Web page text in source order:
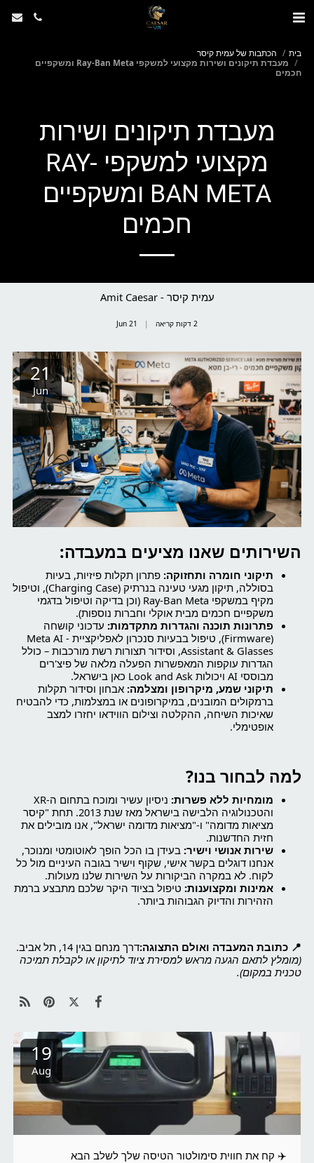
בית
הכתבות של עמית קיסר
מעבדת תיקונים ושירות מקצועי למשקפי Ray-Ban Meta ומשקפיים
חכמים
מעבדת תיקונים ושירות
מקצועי למשקפי RAY-
BAN META ומשקפיים
חכמים
עמית קיסר - Amit Caesar
2 דקות קריאה 21
Jun
21
Jun
השירותים שאנו מציעים במעבדה:
תיקוני חומרה ותחזוקה: פתרון תקלות פיזיות, בעיות
בסוללה, תיקון מגעי טעינה בנרתיק (Charging Case), וטיפול
מקיף במשקפי Ray-Ban Meta (וכן בדיקה וטיפול בדגמי
משקפיים חכמים מבית אוקלי וחברות נוספות).
פתרונות תוכנה והגדרות מתקדמות: עדכוני קושחה
(Firmware), טיפול בבעיות סנכרון לאפליקציית Meta AI -
Assistant & Glasses, וסידור תצורות רשת מורכבות – כולל
הגדרות עוקפות המאפשרות הפעלה מלאה של פיצ'רים
מבוססי AI ויכולות Look and Ask כאן בישראל.
תיקוני שמע, מיקרופון ומצלמה: אבחון וסידור תקלות
ברמקולים המובנים, במיקרופונים או במצלמות, כדי להבטיח
שאיכות השיחה, ההקלטה וצילום הווידאו יחזרו למצב
אופטימלי.
למה לבחור בנו?
מומחיות ללא פשרות:
ניסיון עשיר ומוכח בתחום ה-XR
והטכנולוגיה הלבישה בישראל מאז שנת 2013. תחת "קיסר
מציאות מדומה" ו-"מציאות מדומה ישראל", אנו מובילים את
חזית החדשנות.
שירות אנושי וישיר: בעידן בו הכל הופך לאוטומטי ומנוכר,
אנחנו דוגלים בקשר אישי, שקוף וישיר בגובה העיניים מול כל
לקוח. לא במקרה הביקורות על השירות שלנו מעולות.
אמינות ומקצוענות: טיפול בציוד היקר שלכם מתבצע ברמת
הזהירות והדיוק הגבוהות ביותר.
📍 כתובת המעבדה ואולם התצוגה:דרך מנחם בגין 14, תל אביב.
(מומלץ לתאם הגעה מראש למסירת ציוד לתיקון או לקבלת תמיכה
טכנית במקום).
19
Aug
✈️ קח את חווית סימולטור הטיסה שלך לשלב הבא